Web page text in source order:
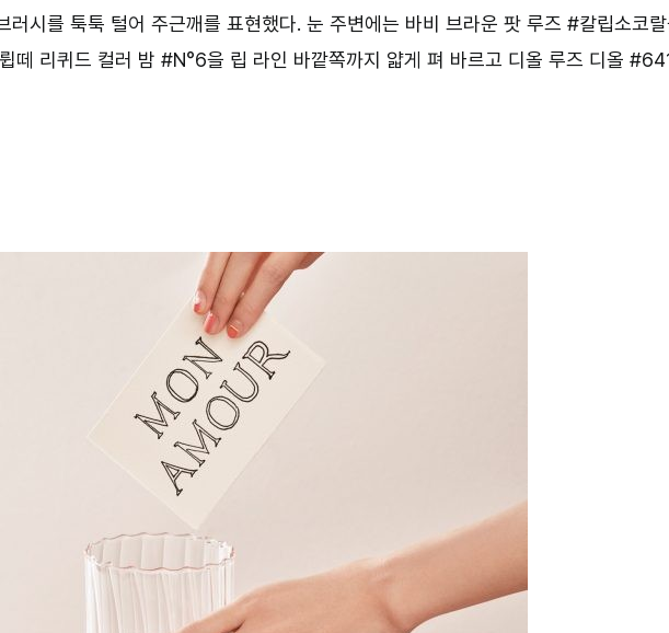
러시를 툭툭 털어 주근깨를 표현했다. 눈 주변에는 바비 브라운 팟 루즈 #칼립소코
떼 리퀴드 컬러 밤 #N°6을 립 라인 바깥쪽까지 얇게 펴 바르고 디올 루즈 디올